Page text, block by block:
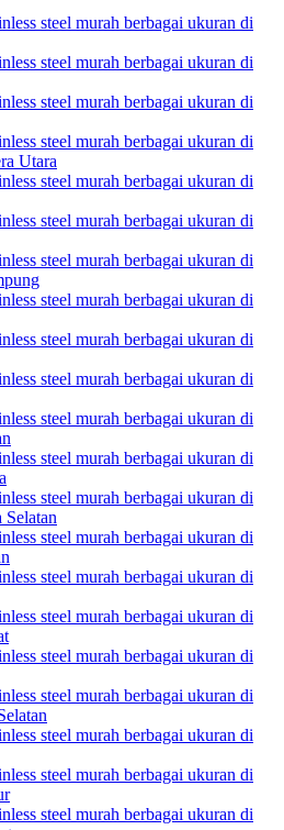
steel murah berbagai ukuran di
steel murah berbagai ukuran di
steel murah berbagai ukuran di
steel murah berbagai ukuran di
Utara
steel murah berbagai ukuran di
steel murah berbagai ukuran di
steel murah berbagai ukuran di
steel murah berbagai ukuran di
steel murah berbagai ukuran di
steel murah berbagai ukuran di
steel murah berbagai ukuran di
steel murah berbagai ukuran di
steel murah berbagai ukuran di
steel murah berbagai ukuran di
steel murah berbagai ukuran di
steel murah berbagai ukuran di
steel murah berbagai ukuran di
steel murah berbagai ukuran di
steel murah berbagai ukuran di
steel murah berbagai ukuran di
steel murah berbagai ukuran di